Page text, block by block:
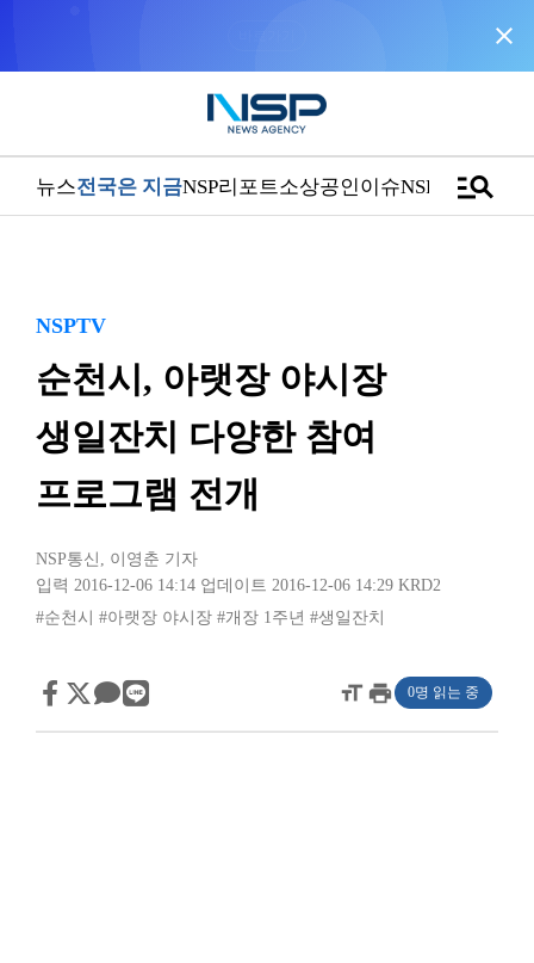
close
뉴스전국은 지금NSP리포트소상공인이슈NSPTVmanage_search
NSPTV
순천시, 아랫장 야시장
생일잔치 다양한 참여
프로그램 전개
NSP통신 , 이영춘 기자
입력 2016-12-06 14:14 업데이트 2016-12-06 14:29 KRD2
#순천시
#아랫장 야시장 #개장 1주년 #생일잔치
format_sizeprint 0명 읽는 중